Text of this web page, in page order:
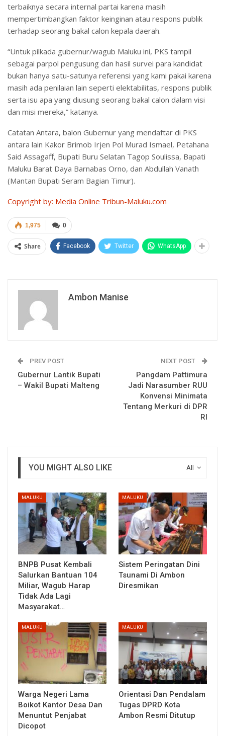
terbaiknya secara internal partai karena masih
mempertimbangkan faktor keinginan atau respons publik
terhadap seorang bakal calon kepala daerah.
“Untuk pilkada gubernur/wagub Maluku ini, PKS tampil
sebagai parpol pengusung dan hasil survei para kandidat
bukan hanya satu-satunya referensi yang kami pakai karena
masih ada penilaian lain seperti elektabilitas, respons publik
serta isu apa yang diusung seorang bakal calon dalam visi
dan misi mereka,” katanya.
Catatan Antara, balon Gubernur yang mendaftar di PKS
antara lain Kakor Brimob Irjen Pol Murad Ismael, Petahana
Said Assagaff, Bupati Buru Selatan Tagop Soulissa, Bapati
Maluku Barat Daya Barnabas Orno, dan Abdullah Vanath
(Mantan Bupati Seram Bagian Timur).
Copyright by: Media Online Tribun-Maluku.com
0
1,975
Share Facebook Twitter WhatsApp
Ambon Manise
PREV POST
Gubernur Lantik Bupati
– Wakil Bupati Malteng
NEXT POST
Pangdam Pattimura
Jadi Narasumber RUU
Konvensi Minimata
Tentang Merkuri di DPR
RI
All
YOU MIGHT ALSO LIKE
MALUKU
BNPB Pusat Kembali
Salurkan Bantuan 104
Miliar, Wagub Harap
Tidak Ada Lagi
Masyarakat…
MALUKU
Sistem Peringatan Dini
Tsunami Di Ambon
Diresmikan
MALUKU
Warga Negeri Lama
Boikot Kantor Desa Dan
Menuntut Penjabat
Dicopot
MALUKU
Orientasi Dan Pendalam
Tugas DPRD Kota
Ambon Resmi Ditutup